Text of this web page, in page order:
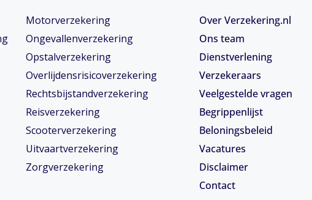
Motorverzekering
Ongevallenverzekering
Opstalverzekering
Overlijdensrisicoverzekering
Rechtsbijstandverzekering
Reisverzekering
Scooterverzekering
Uitvaartverzekering
Zorgverzekering
Over Verzekering.nl
Ons team
Dienstverlening
Verzekeraars
Veelgestelde vragen
Begrippenlijst
Beloningsbeleid
Vacatures
Disclaimer
Contact